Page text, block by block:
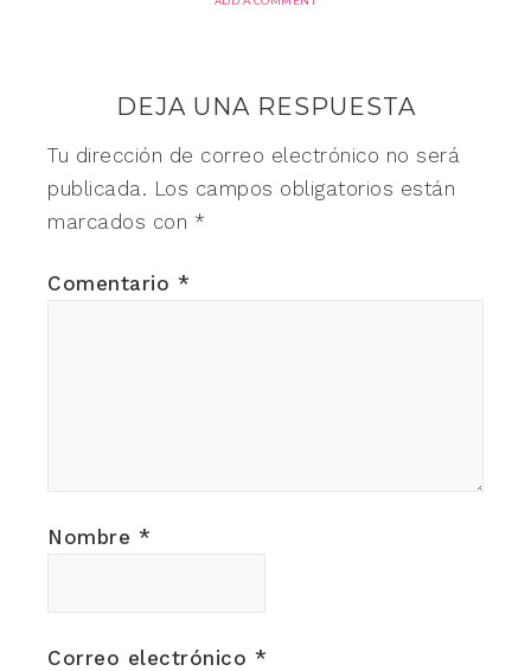
DEJA UNA RESPUESTA
Tu dirección de correo electrónico no será
publicada. Los campos obligatorios están
marcados con *
Comentario *
Nombre *
Correo electrónico *